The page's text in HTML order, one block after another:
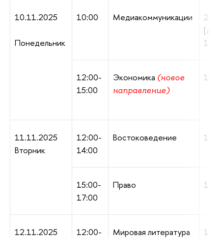
10.11.2025
Понедельник
10:00 Медиакоммуникации
24
[до
12:00-
15:00
Экономика (новое
направление)
180
11.11.2025
Вторник
12:00-
14:00
Востоковедение
15:00-
17:00
Право
12.11.2025
12:00-
Мировая литература